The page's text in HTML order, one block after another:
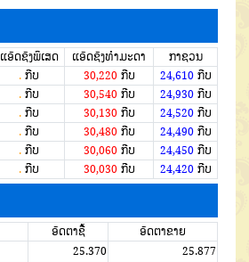
ແອັດຊັງພິເສດ ແອັດຊັງທຳມະດາ
ກາຊວນ
. ກີບ 30,220ກີບ 24,610ກີບ
. ກີບ 30,540ກີບ 24,930ກີບ
. ກີບ 30,130ກີບ 24,520ກີບ
. ກີບ 30,480ກີບ 24,490ກີບ
. ກີບ 30,060ກີບ 24,450ກີບ
. ກີບ 30,030ກີບ 24,420ກີບ
ອັດຕາຊື້
ອັດຕາຂາຍ
25.370
25.877